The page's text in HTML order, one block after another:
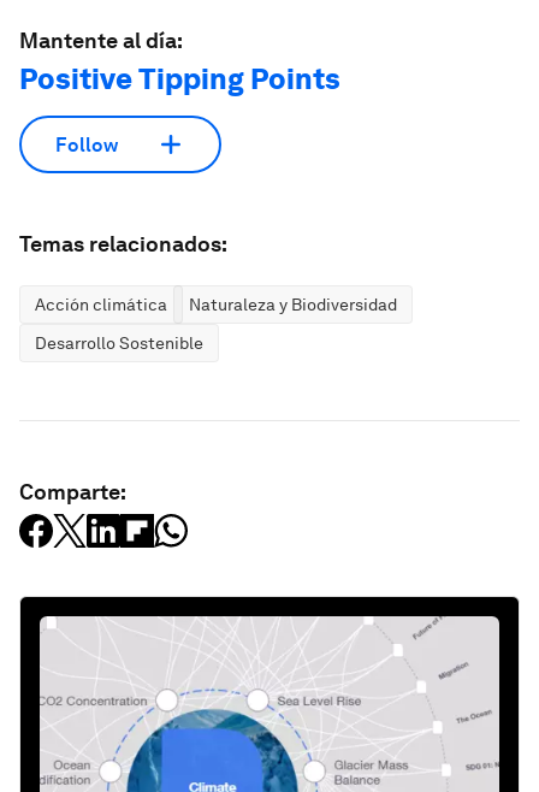
Mantente al día:
Positive Tipping Points
Follow
Temas relacionados:
Acción climática
Naturaleza y Biodiversidad
Desarrollo Sostenible
Comparte: